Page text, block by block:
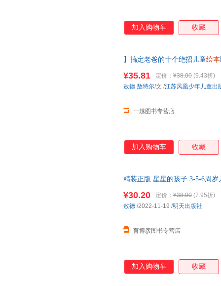
加入购物车 收藏
】搞定老爸的十个绝招儿童绘本
¥35.81 定价： ¥38.00 (9.43折)
一越图书专营店
敖德 敖特尔/文 /江苏凤凰少年儿童出
加入购物车 收藏
精装正版 星星的孩子 3-5-6周岁
¥30.20 定价： ¥38.00 (7.95折)
育博彦图书专营店
敖德 /2022-11-19 /明天出版社
加入购物车 收藏